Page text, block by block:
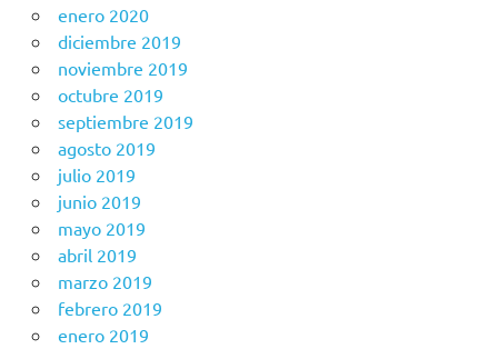
enero 2020
diciembre 2019
noviembre 2019
octubre 2019
septiembre 2019
agosto 2019
julio 2019
junio 2019
mayo 2019
abril 2019
marzo 2019
febrero 2019
enero 2019